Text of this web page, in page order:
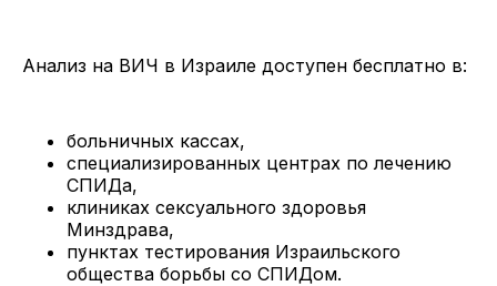
Анализ на ВИЧ в Израиле доступен бесплатно в:
больничных кассах,
специализированных центрах по лечению
СПИДа,
клиниках сексуального здоровья
Минздрава,
пунктах тестирования Израильского
общества борьбы со СПИДом.